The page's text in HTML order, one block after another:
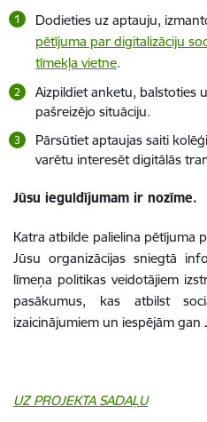
Dodieties uz aptauju,
pētījuma par digitalizāciju
tīmekļa vietne.
Aizpildiet anketu, balstoties
pašreizējo situāciju.
Pārsūtiet aptaujas saiti
varētu interesēt digitālās
Jūsu ieguldījumam ir nozīme.
Katra atbilde palielina pētījuma
Jūsu organizācijas sniegtā
līmeņa politikas veidotājiem
pasākumus, kas atbilst
izaicinājumiem un iespējām gan
UZ PROJEKTA SADAĻU